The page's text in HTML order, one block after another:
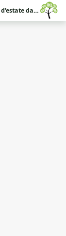
Anteprima Nuovo Volantino Carrefour - Offerte d'estate dal 03 agosto 2026 al 31 agosto 2026